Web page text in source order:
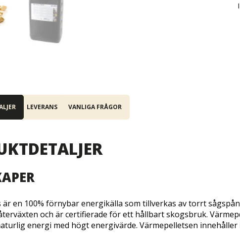
LEVERANS VANLIGA FRÅGOR
är en 100% förnybar energikälla som tillverkas av torrt
och är certifierade för ett hållbart skogsbruk.
energi med högt energivärde. Värmepelletsen